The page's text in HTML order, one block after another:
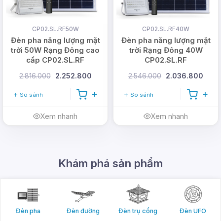
trời chống chói 70W lắp
đắt ở những đâu
Đèn pha chống chói năng lượng mặt trời
đủ sáng để hoạt động vui chơi hay chiếu sáng sân,
việc sử dụng đèn năng lượng mặt trời là lựa
chọn vô cùng hợp lý. Vừa có khả năng tiết
dây điện xung quanh khu vực chiếu
sáng,.....mà còn góp phần bảo vệ môi trường.
CP02.SL.RF50W
Đèn pha năng lượng mặt
trời 50W Rạng Đông cao
cấp CP02.SL.RF
2.816.000 2.252.800
So sánh
Xem nhanh
CP02.SL.RF40W
Đèn pha năng lượng mặt
trời Rạng Đông 40W
CP02.SL.RF
2.546.000 2.036.800
So sánh
Xem nhanh
Khám phá sản phẩm
Đèn pha Đèn đường Đèn trụ cổng Đèn UFO